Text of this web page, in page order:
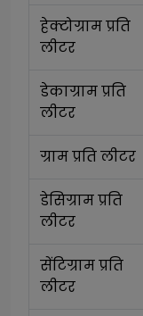
हेक्टोग्राम प्रति
लीटर
डेकाग्राम प्रति
लीटर
ग्राम प्रति लीटर
डेसिग्राम प्रति
लीटर
सेंटिग्राम प्रति
लीटर